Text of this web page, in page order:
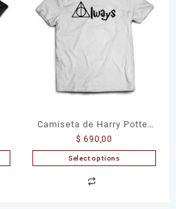
Camiseta de Harry Potter
Always
$ 690,00
Select options